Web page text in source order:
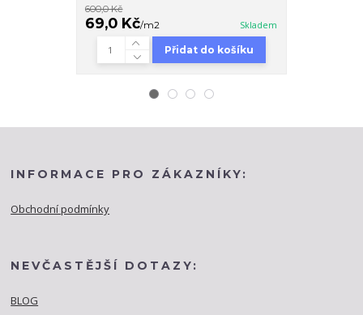
600,0 Kč
69,0 Kč/m2 Skladem
Přidat do košíku
INFORMACE PRO ZÁKAZNÍKY:
Obchodní podmínky
NEVČASTĚJŠÍ DOTAZY:
BLOG